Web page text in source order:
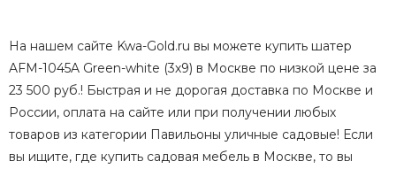
На нашем сайте Kwa-Gold.ru вы можете купить шатер
AFM-1045A Green-white (3х9) в Москве по низкой цене за
23 500 руб.! Быстрая и не дорогая доставка по Москве и
России, оплата на сайте или при получении любых
товаров из категории Павильоны уличные садовые! Если
вы ищите, где купить садовая мебель в Москве, то вы